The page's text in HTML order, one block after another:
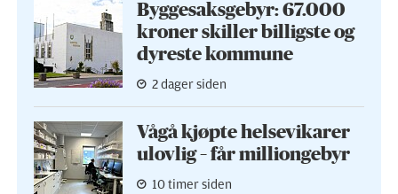
Byggesaks­gebyr: 67.000
kroner skiller billigste og
dyreste kommune
2 dager siden
Vågå kjøpte helse­vikarer
ulovlig – får milliongebyr
10 timer siden